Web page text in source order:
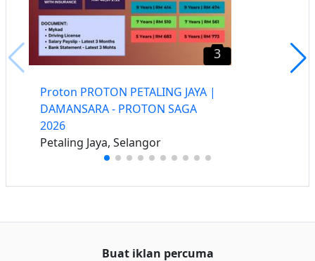
3
Proton PROTON PETALING JAYA |
DAMANSARA - PROTON SAGA
2026
Petaling Jaya, Selangor
Buat iklan percuma